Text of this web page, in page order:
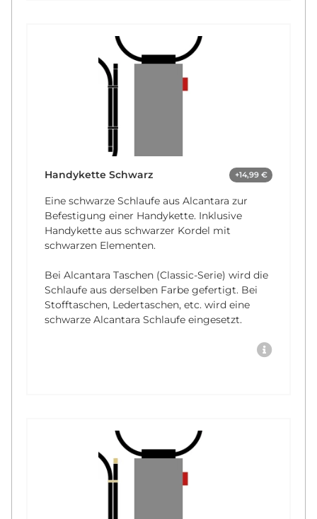
Handykette Schwarz +14,99 €
Eine schwarze Schlaufe aus Alcantara zur
Befestigung einer Handykette. Inklusive
Handykette aus schwarzer Kordel mit
schwarzen Elementen.
Bei Alcantara Taschen (Classic-Serie) wird die
Schlaufe aus derselben Farbe gefertigt. Bei
Stofftaschen, Ledertaschen, etc. wird eine
schwarze Alcantara Schlaufe eingesetzt.